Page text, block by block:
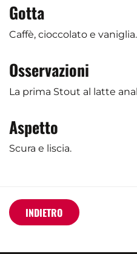
Gotta
Caffè, cioccolato e vaniglia.
Osservazioni
La prima Stout al latte
Aspetto
Scura e liscia.
INDIETRO